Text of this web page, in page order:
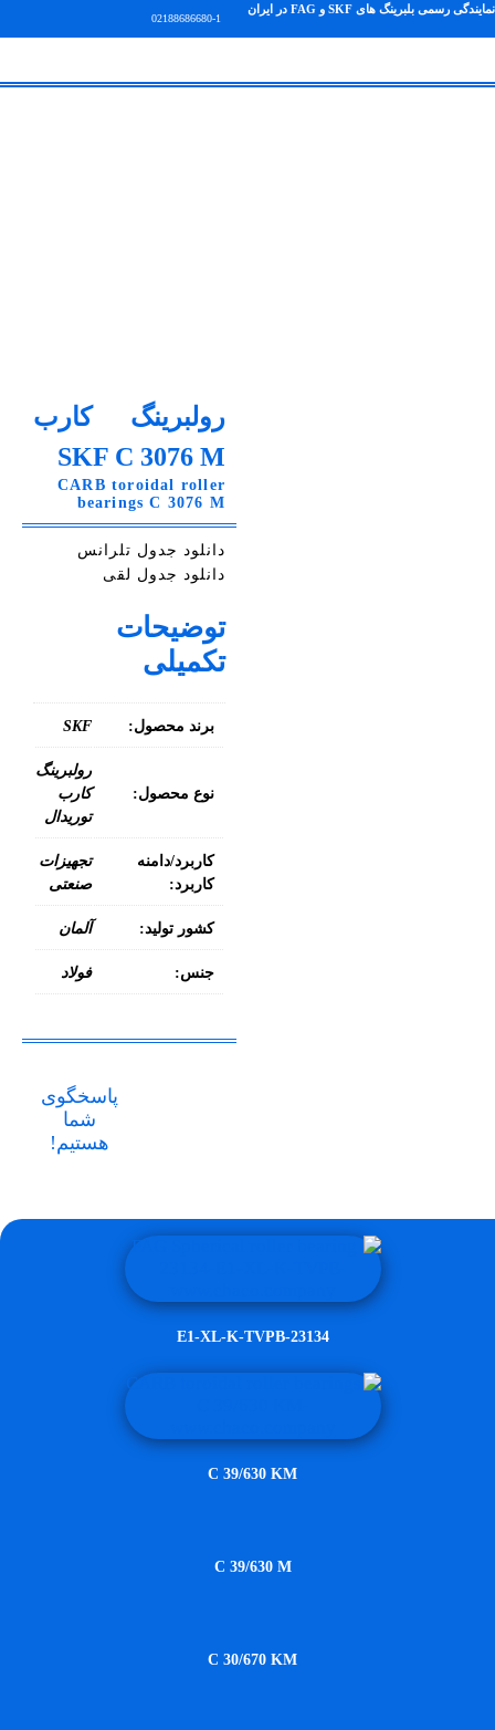
نمایندگی رسمی بلبرینگ های SKF و FAG در ایران
02188686680-1
رولبرینگ کارب
SKF C 3076 M
CARB toroidal roller
bearings C 3076 M
دانلود جدول تلرانس
دانلود جدول لقی
توضیحات
تکمیلی
برند محصول: SKF
نوع محصول:
رولبرینگ
کارب
توریدال
کاربرد/دامنه
کاربرد:
تجهیزات
صنعتی
کشور تولید: آلمان
جنس: فولاد
پاسخگوی
شما
هستیم!
23134-E1-XL-K-TVPB
C 39/630 KM
C 39/630 M
C 30/670 KM